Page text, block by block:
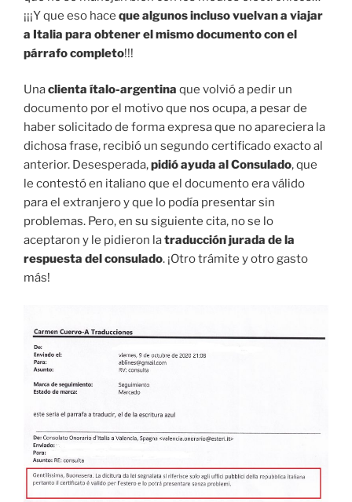
¡¡¡Y que eso hace que algunos incluso vuelvan a viajar
a Italia para obtener el mismo documento con el
párrafo completo!!!
Unaclienta ítalo-argentina que volvió a pedir un
documento por el motivo que nos ocupa, a pesar de
haber solicitado de forma expresa que no apareciera la
dichosa frase, recibió un segundo certificado exacto al
anterior. Desesperada,pidió ayuda al Consulado, que
le contestó en italiano que el documento era válido
para el extranjero y que lo podía presentar sin
problemas. Pero, en su siguiente cita, no se lo
aceptaron y le pidieron latraducción jurada de la
respuesta del consulado. ¡Otro trámite y otro gasto
más!